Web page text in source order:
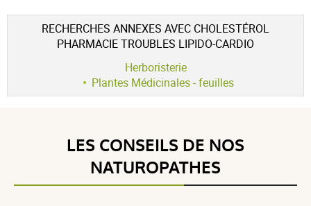
produit contient : artichaut
RECHERCHES ANNEXES AVEC CHOLESTÉROL
PHARMACIE TROUBLES LIPIDO-CARDIO
Herboristerie
Plantes Médicinales - feuilles
LES CONSEILS DE NOS
NATUROPATHES